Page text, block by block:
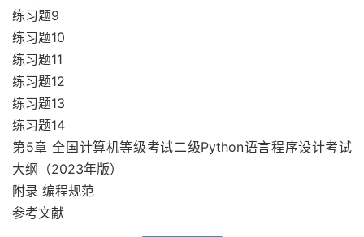
练习题9
练习题10
练习题11
练习题12
练习题13
练习题14
第5章 全国计算机等级考试二级Python语言程序设计考试
大纲（2023年版）
附录 编程规范
参考文献